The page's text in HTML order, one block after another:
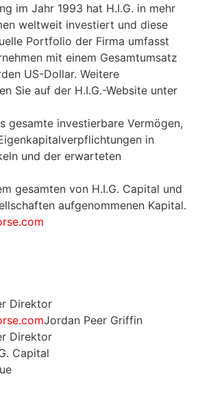
im Jahr 1993 hat H.I.G. in mehr
weltweit investiert und diese
Portfolio der Firma umfasst
mit einem Gesamtumsatz
US-Dollar. Weitere
Sie auf der H.I.G.-Website unter
gesamte investierbare Vermögen,
in
und der erwarteten
gesamten von H.I.G. Capital und
aufgenommenen Kapital.
Direktor
Jordan Peer Griffin
Direktor
Capital